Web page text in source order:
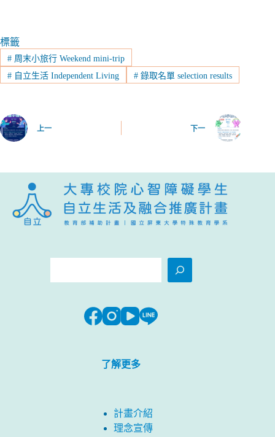
標籤
#周末小旅行 Weekend mini-trip
#自立生活 Independent Living #錄取名單 selection results
上一 下一
了解更多
計畫介紹
理念宣傳